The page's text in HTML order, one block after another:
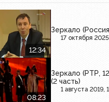
12:34
Зеркало
17 октября
08:23
Зеркало (РТР,
(2 часть)
1 августа 2019,